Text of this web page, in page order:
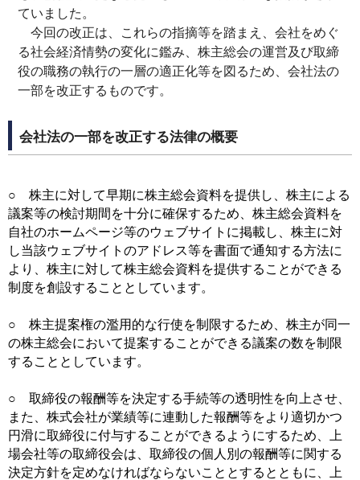
ていました。
今回の改正は、これらの指摘等を踏まえ、会社をめぐ
る社会経済情勢の変化に鑑み、株主総会の運営及び取締
役の職務の執行の一層の適正化等を図るため、会社法の
一部を改正するものです。
会社法の一部を改正する法律の概要
○ 株主に対して早期に株主総会資料を提供し、株主による
議案等の検討期間を十分に確保するため、株主総会資料を
自社のホームページ等のウェブサイトに掲載し、株主に対
し当該ウェブサイトのアドレス等を書面で通知する方法に
より、株主に対して株主総会資料を提供することができる
制度を創設することとしています。
○ 株主提案権の濫用的な行使を制限するため、株主が同一
の株主総会において提案することができる議案の数を制限
することとしています。
○ 取締役の報酬等を決定する手続等の透明性を向上させ、
また、株式会社が業績等に連動した報酬等をより適切かつ
円滑に取締役に付与することができるようにするため、上
場会社等の取締役会は、取締役の個人別の報酬等に関する
決定方針を定めなければならないこととするとともに、上